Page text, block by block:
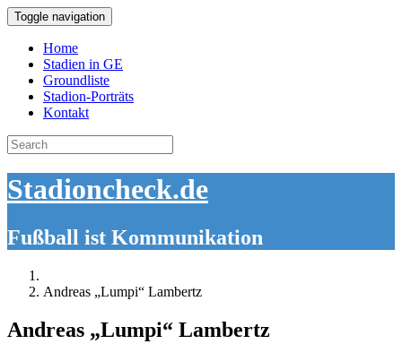
Toggle navigation
Home
Stadien in GE
Groundliste
Stadion-Porträts
Kontakt
Search
for:
Stadioncheck.de
Fußball ist Kommunikation
Andreas „Lumpi“ Lambertz
Andreas „Lumpi“ Lambertz